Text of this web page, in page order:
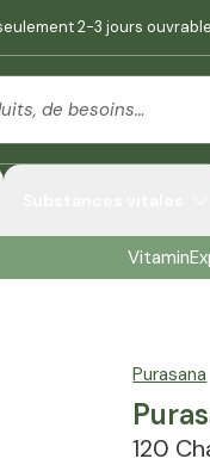
2-3 jours
Purasana
120